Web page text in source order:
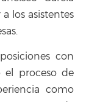
los asistentes
con
el proceso de
como